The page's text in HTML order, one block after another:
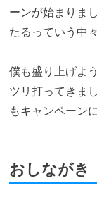
ーンが始まりま
たるっていう中
僕も盛り上げよ
ツリ打ってきま
もキャンペーン
おしながき